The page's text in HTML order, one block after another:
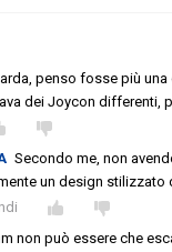
penso fosse più
dei Joycon differenti,
Secondo me, non
un design stilizzato
non può essere che